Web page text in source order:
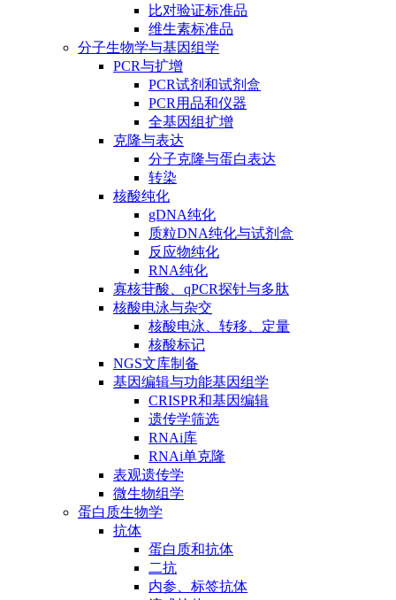
比对验证标准品
维生素标准品
分子生物学与基因组学
PCR与扩增
PCR试剂和试剂盒
PCR用品和仪器
全基因组扩增
克隆与表达
分子克隆与蛋白表达
转染
核酸纯化
gDNA纯化
质粒DNA纯化与试剂盒
反应物纯化
RNA纯化
寡核苷酸、qPCR探针与多肽
核酸电泳与杂交
核酸电泳、转移、定量
核酸标记
NGS文库制备
基因编辑与功能基因组学
CRISPR和基因编辑
遗传学筛选
RNAi库
RNAi单克隆
表观遗传学
微生物组学
蛋白质生物学
抗体
蛋白质和抗体
二抗
内参、标签抗体